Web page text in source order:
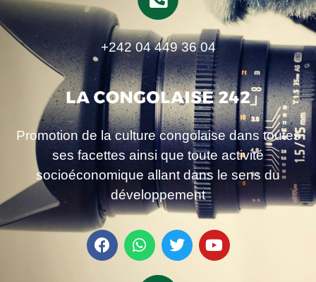
+242 04 449 36 04
Promotion de la culture congolaise dans toutes
ses facettes ainsi que toute activité
socioéconomique allant dans le sens du
développement